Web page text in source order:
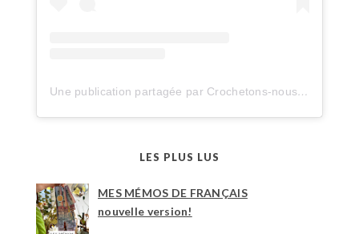
Une publication partagée par Crochetons-nous dans les bois (@crochetonsnousdanslesbois)
LES PLUS LUS
MES MÉMOS DE FRANÇAIS
nouvelle version!